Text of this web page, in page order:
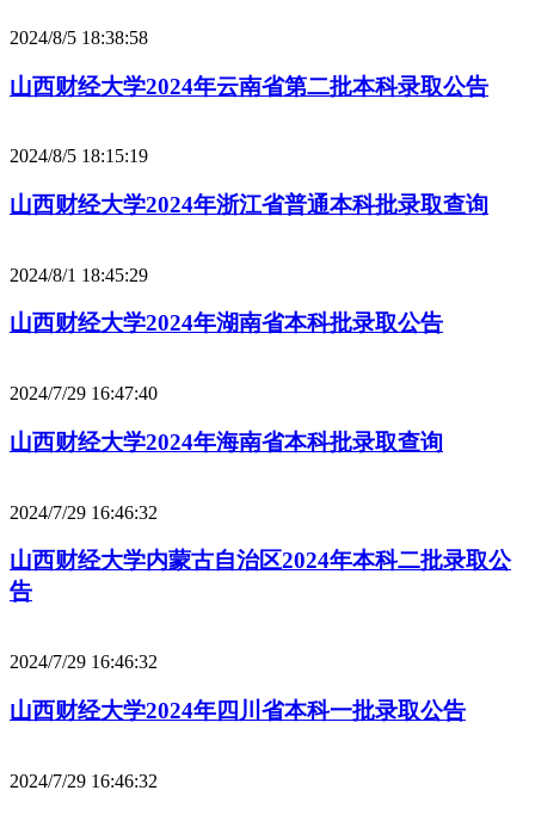
2024/8/5 18:38:58
山西财经大学2024年云南省第二批本科录取公告
2024/8/5 18:15:19
山西财经大学2024年浙江省普通本科批录取查询
2024/8/1 18:45:29
山西财经大学2024年湖南省本科批录取公告
2024/7/29 16:47:40
山西财经大学2024年海南省本科批录取查询
2024/7/29 16:46:32
山西财经大学内蒙古自治区2024年本科二批录取公
告
2024/7/29 16:46:32
山西财经大学2024年四川省本科一批录取公告
2024/7/29 16:46:32